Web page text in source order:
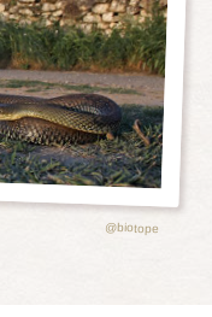
@biotope